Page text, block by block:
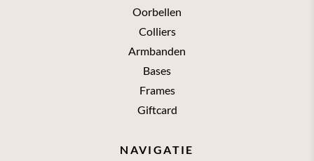
Oorbellen
Colliers
Armbanden
Bases
Frames
Giftcard
NAVIGATIE